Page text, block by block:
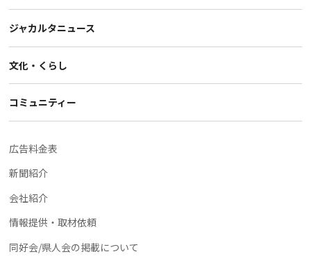
ジャカルタニュース
文化・くらし
コミュニティー
広告料金表
新聞紹介
会社紹介
情報提供・取材依頼
同好会/県人会の掲載について